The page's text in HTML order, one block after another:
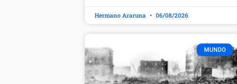
Hermano Araruna 06/08/2026
MUNDO